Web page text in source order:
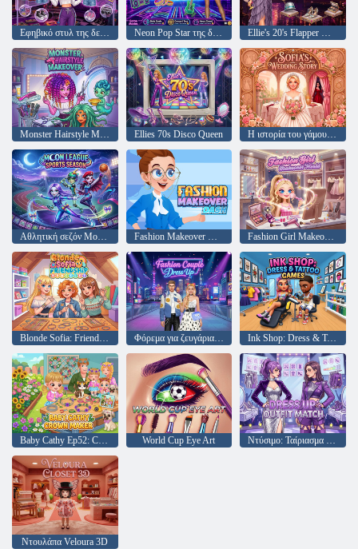
Neon Pop Star της δεκαετίας του '80 της Ellie
Monster Hairstyle Makeover Ellies 70s Disco Queen Η ιστορία του γάμου της Σοφίας
Blonde Sofia: Friendship Bracelet Φόρεμα για ζευγάρια μόδας Ink Shop: Dress & Tattoo Games
World Cup Eye Art
Ντουλάπα Veloura 3D